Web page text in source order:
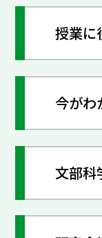
授業に
今がわ
文部科